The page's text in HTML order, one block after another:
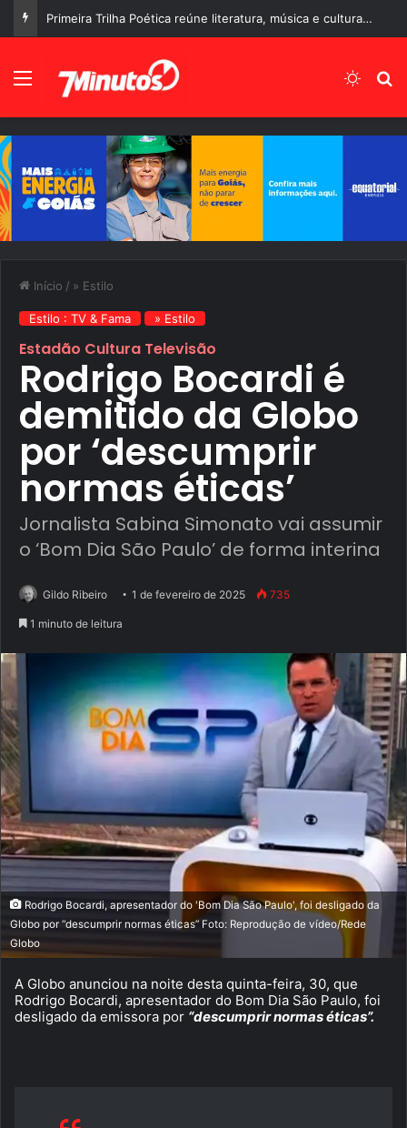
Primeira Trilha Poética reúne literatura, música e cultura no Centro Histórico de Corumbá de Goiás
Menu
Início / » Estilo
Estilo : TV & Fama » Estilo
Estadão Cultura Televisão
Rodrigo Bocardi é
demitido da Globo
por ‘descumprir
normas éticas’
Jornalista Sabina Simonato vai assumir
o ‘Bom Dia São Paulo’ de forma interina
Gildo Ribeiro 1 de fevereiro de 2025 735
1 minuto de leitura
Rodrigo Bocardi, apresentador do 'Bom Dia São Paulo', foi desligado da
Globo por “descumprir normas éticas” Foto: Reprodução de vídeo/Rede
Globo
A Globo anunciou na noite desta quinta-feira, 30, que
Rodrigo Bocardi, apresentador do Bom Dia São Paulo, foi
desligado da emissora por “descumprir normas éticas”.